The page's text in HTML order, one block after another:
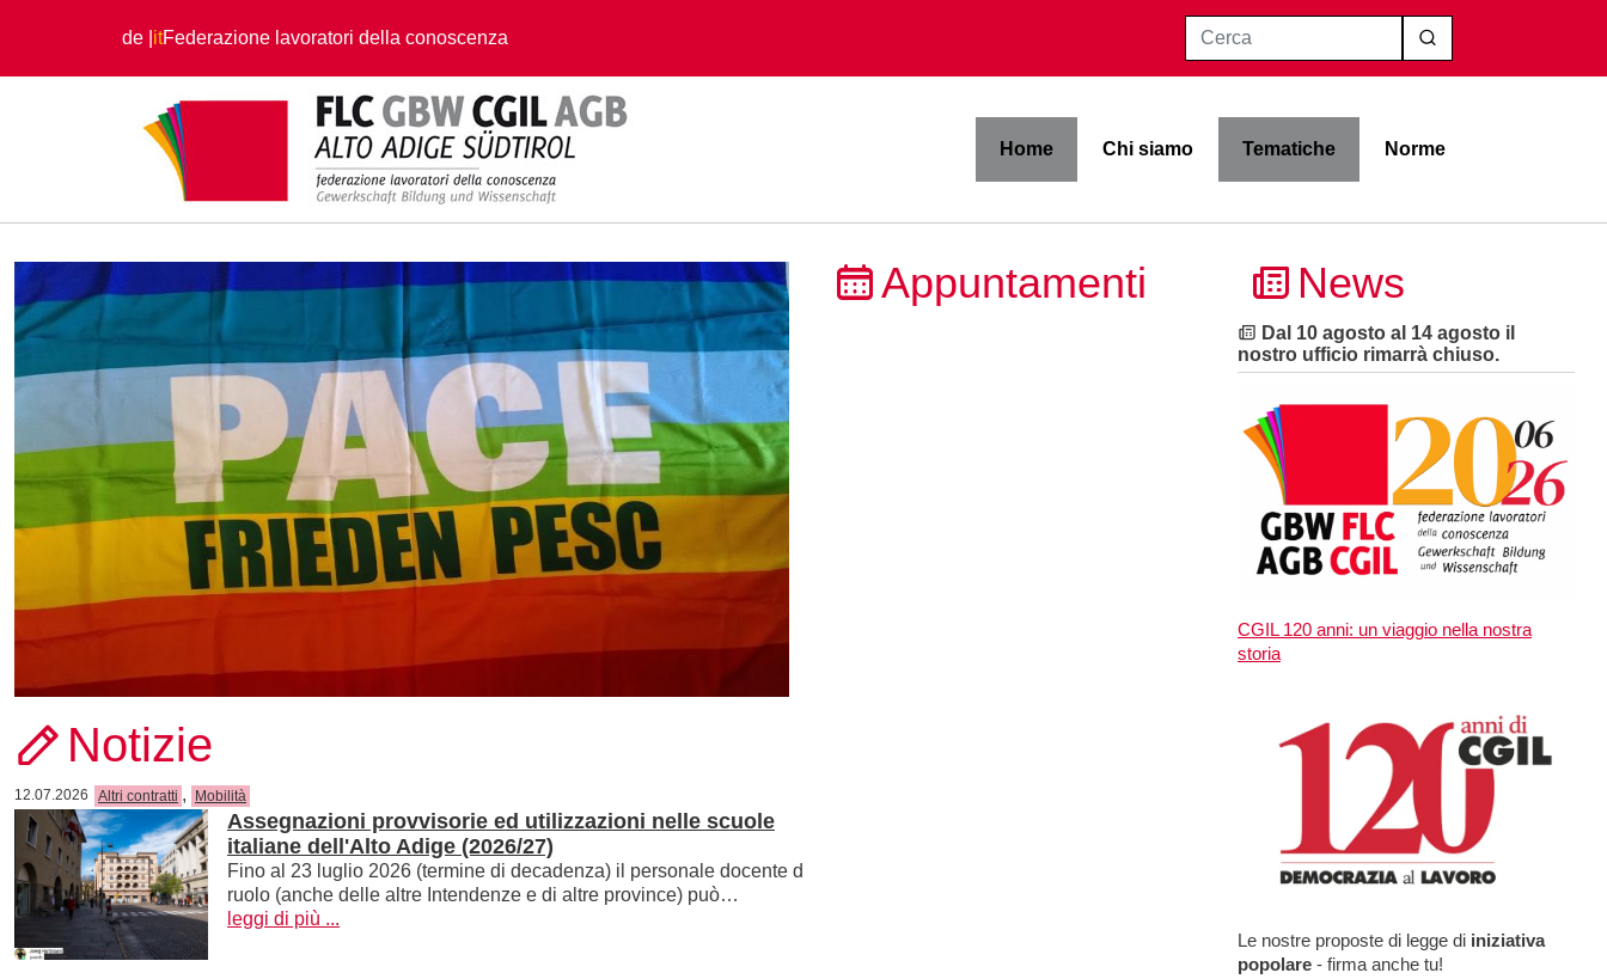
de itFederazione lavoratori della conoscenza Cerca
Home Chi siamo Tematiche Norme
Notizie
12.07.2026 Altri contratti , Mobilità
Assegnazioni provvisorie ed utilizzazioni nelle scuole
italiane dell'Alto Adige (2026/27)
Fino al 23 luglio 2026 (termine di decadenza) il personale docente di
ruolo (anche delle altre Intendenze e di altre province) può…
leggi di più ...
Appuntamenti News
Dal 10 agosto al 14 agosto il
nostro ufficio rimarrà chiuso.
CGIL 120 anni: un viaggio nella nostra
storia
Le nostre proposte di legge di iniziativa
popolare - firma anche tu!